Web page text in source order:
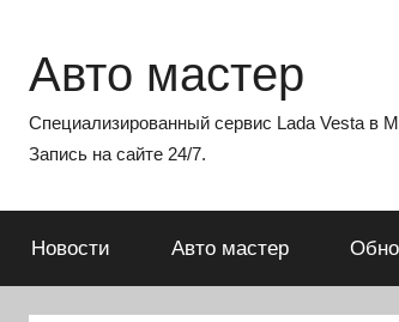
содержимому
Авто мастер
Специализированный сервис Lada Vesta в
Запись на сайте 24/7.
Новости Авто мастер